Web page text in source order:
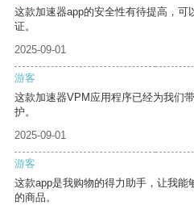
这款加速器app的安全性有待提高，
证。
2025-09-01
游客
这款加速器VPM应用程序已经为我们
护。
2025-09-01
游客
这款app是我购物的得力助手，让我
的商品。